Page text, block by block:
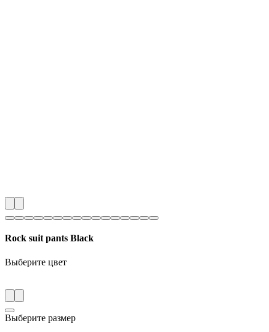
Rock suit pants Black
Выберите цвет
Выберите размер